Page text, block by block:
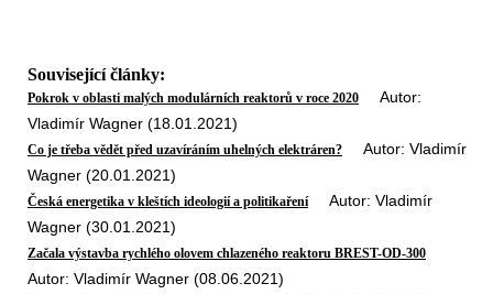
Související články:
Pokrok v oblasti malých modulárních reaktorů v roce 2020 Autor:
Vladimír Wagner (18.01.2021)
Co je třeba vědět před uzavíráním uhelných elektráren? Autor: Vladimír
Wagner (20.01.2021)
Česká energetika v kleštích ideologií a politikařeníAutor: Vladimír
Wagner (30.01.2021)
Začala výstavba rychlého olovem chlazeného reaktoru BREST-OD-300
Autor: Vladimír Wagner (08.06.2021)